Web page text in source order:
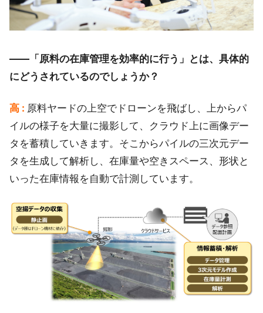
――「原料の在庫管理を効率的に行う」とは、具体的
にどうされているのでしょうか？
高 : 原料ヤードの上空でドローンを飛ばし、上からパ
イルの様子を大量に撮影して、クラウド上に画像デー
タを蓄積していきます。そこからパイルの三次元デー
タを生成して解析し、在庫量や空きスペース、形状と
いった在庫情報を自動で計測しています。